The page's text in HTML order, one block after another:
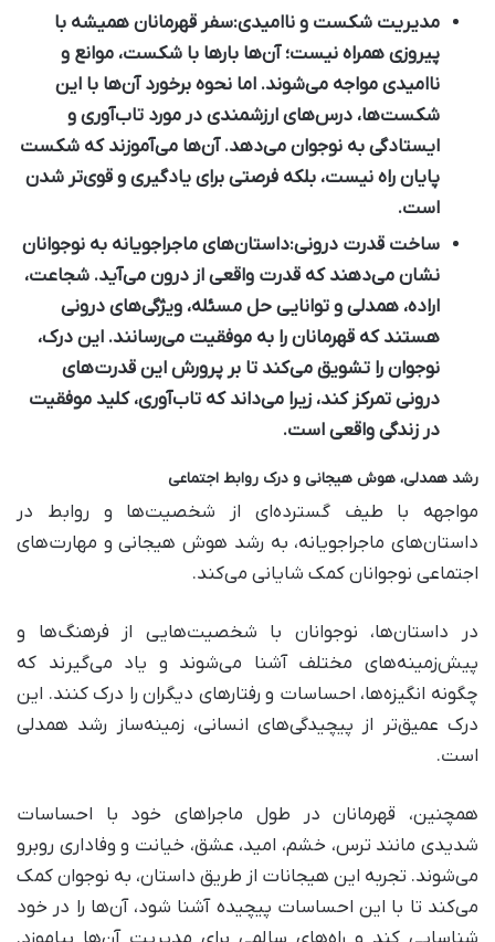
مدیریت شکست و ناامیدی:سفر قهرمانان همیشه با
پیروزی همراه نیست؛ آن‌ها بارها با شکست، موانع و
ناامیدی مواجه می‌شوند. اما نحوه برخورد آن‌ها با این
شکست‌ها، درس‌های ارزشمندی در مورد تاب‌آوری و
ایستادگی به نوجوان می‌دهد. آن‌ها می‌آموزند که شکست
پایان راه نیست، بلکه فرصتی برای یادگیری و قوی‌تر شدن
است.
ساخت قدرت درونی:داستان‌های ماجراجویانه به نوجوانان
نشان می‌دهند که قدرت واقعی از درون می‌آید. شجاعت،
اراده، همدلی و توانایی حل مسئله، ویژگی‌های درونی
هستند که قهرمانان را به موفقیت می‌رسانند. این درک،
نوجوان را تشویق می‌کند تا بر پرورش این قدرت‌های
درونی تمرکز کند، زیرا می‌داند که تاب‌آوری، کلید موفقیت
در زندگی واقعی است.
رشد همدلی، هوش هیجانی و درک روابط اجتماعی
مواجهه با طیف گسترده‌ای از شخصیت‌ها و روابط در
داستان‌های ماجراجویانه، به رشد هوش هیجانی و مهارت‌های
اجتماعی نوجوانان کمک شایانی می‌کند.
در داستان‌ها، نوجوانان با شخصیت‌هایی از فرهنگ‌ها و
پیش‌زمینه‌های مختلف آشنا می‌شوند و یاد می‌گیرند که
چگونه انگیزه‌ها، احساسات و رفتارهای دیگران را درک کنند. این
درک عمیق‌تر از پیچیدگی‌های انسانی، زمینه‌ساز رشد همدلی
است.
همچنین، قهرمانان در طول ماجراهای خود با احساسات
شدیدی مانند ترس، خشم، امید، عشق، خیانت و وفاداری روبرو
می‌شوند. تجربه این هیجانات از طریق داستان، به نوجوان کمک
می‌کند تا با این احساسات پیچیده آشنا شود، آن‌ها را در خود